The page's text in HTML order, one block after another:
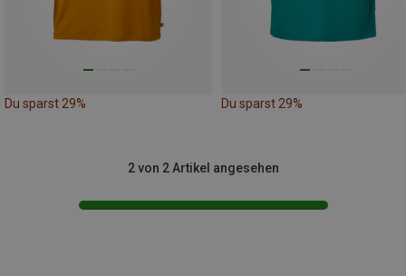
Du sparst 29% Du sparst 29%
2 von 2 Artikel angesehen